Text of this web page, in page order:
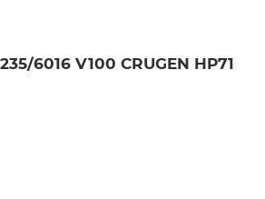
6016 V100 CRUGEN HP71